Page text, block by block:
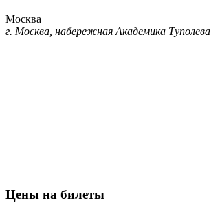
Москва
г. Москва, набережная Академика Туполева
Цены на билеты